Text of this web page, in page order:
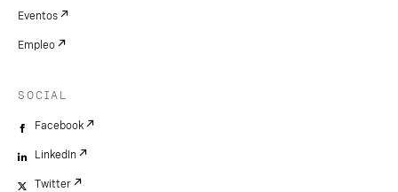
Eventos
Empleo
SOCIAL
Facebook
LinkedIn
Twitter